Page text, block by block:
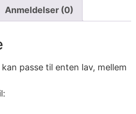
Anmeldelser (0)
passe til enten lav, mellem